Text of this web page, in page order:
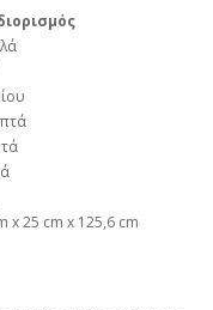
x 25 cm x 125,6 cm